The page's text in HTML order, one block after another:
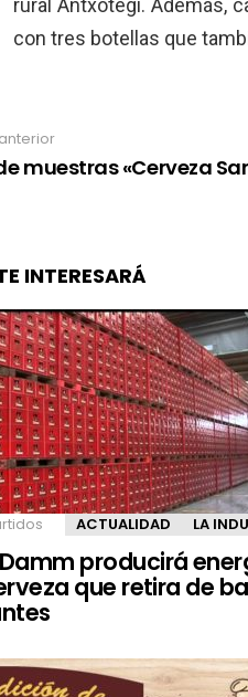
rural Antxotegi. Además,
con tres botellas que
muestras «Cerveza
INTERESARÁ
ACTUALIDAD LA
producirá
que retira de